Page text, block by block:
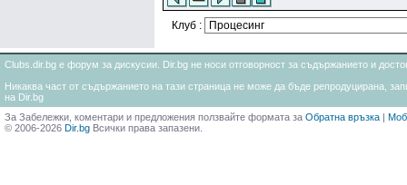
Клуб :
Clubs.dir.bg е форум за дискусии. Dir.bg не носи отговорност за съдържанието и
Никаква част от съдържанието на тази страница не може да бъде репродуцирана,
на Dir.bg
За Забележки, коментари и предложения ползвайте формата за Обратна връзка |
© 2006-2026 Dir.bg Всички права запазени.